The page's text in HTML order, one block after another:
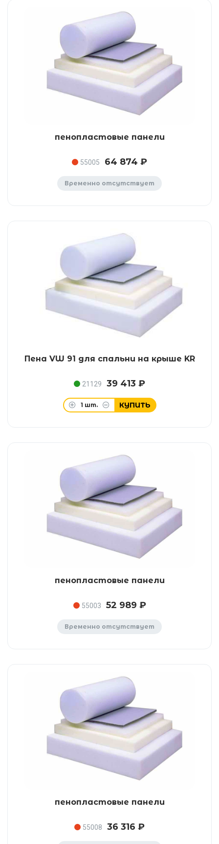
пенопластовые панели
55005 64 874 ₽
Временно отсутствует
Пена VW 91 для спальни на крыше KR
21129 39 413 ₽
1 шт. КУПИТЬ
пенопластовые панели
55003 52 989 ₽
Временно отсутствует
пенопластовые панели
55008 36 316 ₽